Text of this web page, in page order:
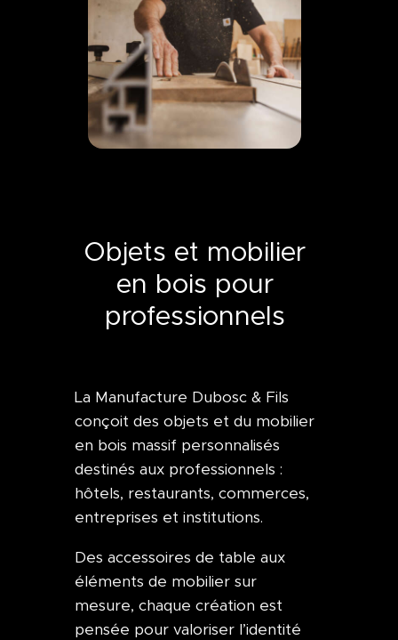
Objets et mobilier
en bois pour
professionnels
La Manufacture Dubosc & Fils
conçoit des objets et du mobilier
en bois massif personnalisés
destinés aux professionnels :
hôtels, restaurants, commerces,
entreprises et institutions.
Des accessoires de table aux
éléments de mobilier sur
mesure, chaque création est
pensée pour valoriser l’identité